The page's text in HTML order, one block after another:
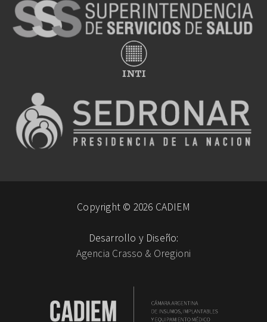
Copyright © 2026 CADIEM
Desarrollo y Diseño:
Agencia Crasso & Oregioni